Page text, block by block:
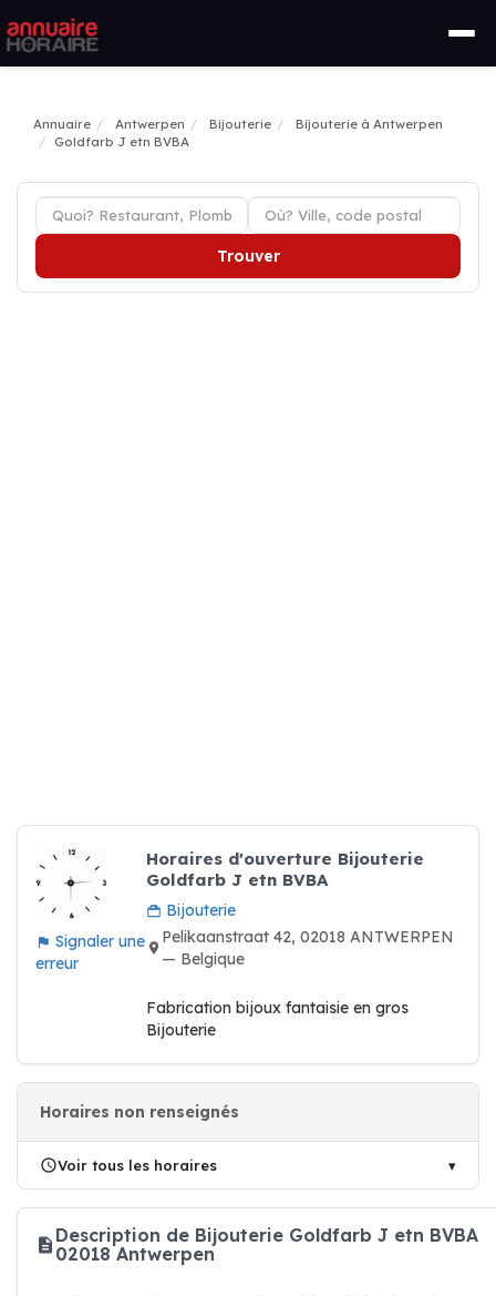
Annuaire Antwerpen Bijouterie
Bijouterie à Antwerpen
Goldfarb J etn BVBA
Trouver
Signaler une
erreur
Horaires d'ouverture Bijouterie
Goldfarb J etn BVBA
Bijouterie
Pelikaanstraat 42, 02018 ANTWERPEN
— Belgique
Fabrication bijoux fantaisie en gros
Bijouterie
Horaires non renseignés
Voir tous les horaires
Description de Bijouterie Goldfarb J etn BVBA
02018 Antwerpen